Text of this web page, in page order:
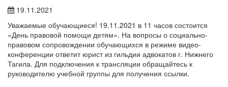
19.11.2021
Уважаемые обучающиеся! 19.11.2021 в 11 часов состоится
«День правовой помощи детям». На вопросы о социально-
правовом сопровождении обучающихся в режиме видео-
конференции ответит юрист из гильдии адвокатов г. Нижнего
Тагила. Для подключения к трансляции обращайтесь к
руководителю учебной группы для получения ссылки.